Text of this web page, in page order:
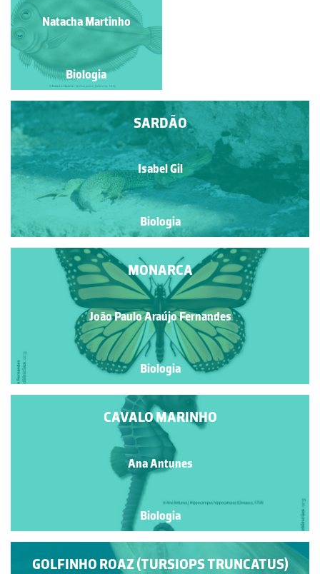
Manuela Lopes
Biologia
Natacha Martinho
Biologia
SARDÃO
Isabel Gil
Biologia
MONARCA
João Paulo Araújo Fernandes
Biologia
CAVALO MARINHO
Ana Antunes
Biologia
GOLFINHO ROAZ (TURSIOPS TRUNCATUS)